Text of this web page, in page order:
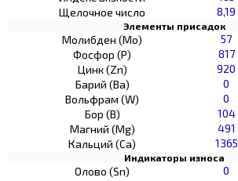
Щелочное число
8,19
Элементы присадок
Молибден (Мо) 57
Фосфор (Р)
817
Цинк (Zn)
920
Барий (Ва)
0
Вольфрам (W)
0
Бор (В)
104
Магний (Mg)
491
Кальций (Са)
1365
Индикаторы износа
Олово (Sn) 0